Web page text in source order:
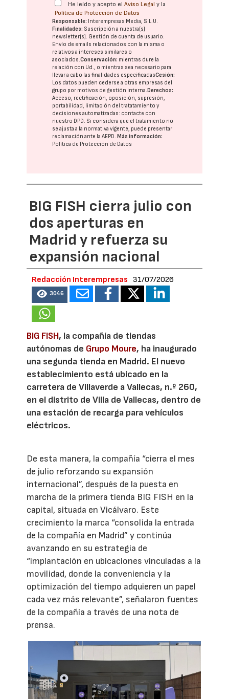
He leído y acepto elAviso Legal y la
Política de Protección de Datos
Responsable: Interempresas Media, S.L.U.
Finalidades: Suscripción a nuestra(s)
newsletter(s). Gestión de cuenta de usuario.
Envío de emails relacionados con la misma o
relativos a intereses similares o
asociados.Conservación: mientras dure la
relación con Ud., o mientras sea necesario para
llevar a cabo las finalidades especificadasCesión:
Los datos pueden cederse a otras empresas del
grupo por motivos de gestión interna. Derechos:
Acceso, rectificación, oposición, supresión,
portabilidad, limitación del tratatamiento y
decisiones automatizadas: contacte con
nuestro DPD. Si considera que el tratamiento no
se ajusta a la normativa vigente, puede presentar
reclamación ante laAEPD. Más información:
Política de Protección de Datos
BIG FISH cierra julio con
dos aperturas en
Madrid y refuerza su
expansión nacional
Redacción Interempresas 31/07/2026
3046
BIG FISH, la compañía de tiendas
autónomas de Grupo Moure, ha inaugurado
una segunda tienda en Madrid. El nuevo
establecimiento está ubicado en la
carretera de Villaverde a Vallecas, n.º 260,
en el distrito de Villa de Vallecas, dentro de
una estación de recarga para vehículos
eléctricos.
De esta manera, la compañía “cierra el mes
de julio reforzando su expansión
internacional”, después de la puesta en
marcha de la primera tienda BIG FISH en la
capital, situada en Vicálvaro. Este
crecimiento la marca “consolida la entrada
de la compañía en Madrid” y continúa
avanzando en su estrategia de
“implantación en ubicaciones vinculadas a la
movilidad, donde la conveniencia y la
optimización del tiempo adquieren un papel
cada vez más relevante”, señalaron fuentes
de la compañía a través de una nota de
prensa.